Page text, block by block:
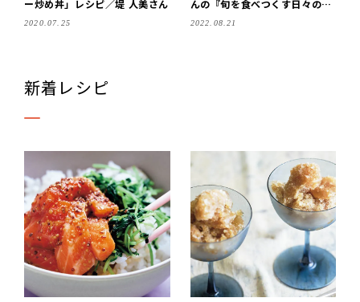
ー炒め丼」レシピ／堤 人美さん
2020.07.25
んの『旬を食べつくす日々の食
卓』
2022.08.21
新着レシピ